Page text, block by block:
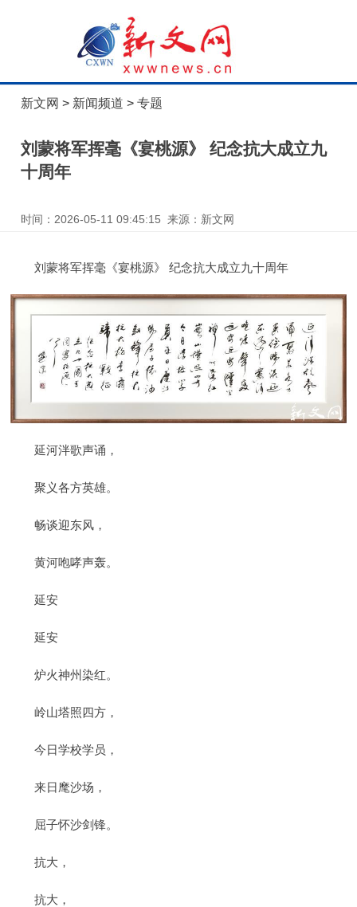
新文网 > 新闻频道 >专题
刘蒙将军挥毫《宴桃源》 纪念抗大成立九
十周年
时间：2026-05-11 09:45:15 来源：新文网
刘蒙将军挥毫《宴桃源》 纪念抗大成立九十周年
延河泮歌声诵，
聚义各方英雄。
畅谈迎东风，
黄河咆哮声轰。
延安
延安
炉火神州染红。
岭山塔照四方，
今日学校学员，
来日麾沙场，
屈子怀沙剑锋。
抗大，
抗大，